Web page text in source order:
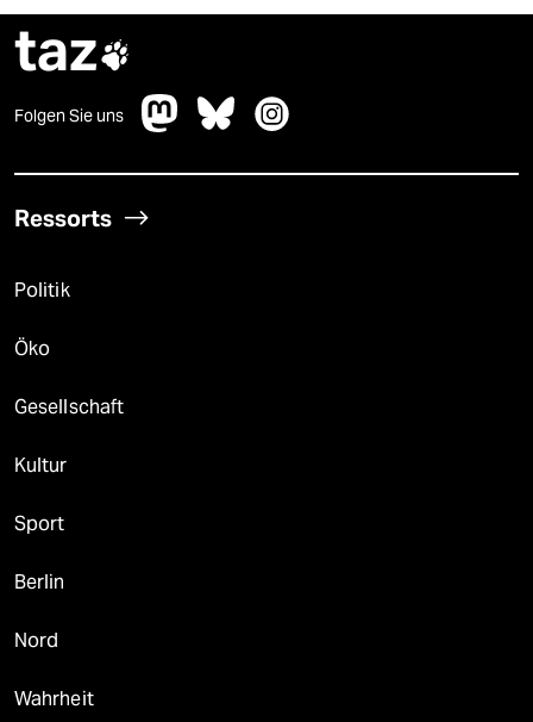
taz
Folgen Sie uns
Ressorts
Politik
Öko
Gesellschaft
Kultur
Sport
Berlin
Nord
Wahrheit